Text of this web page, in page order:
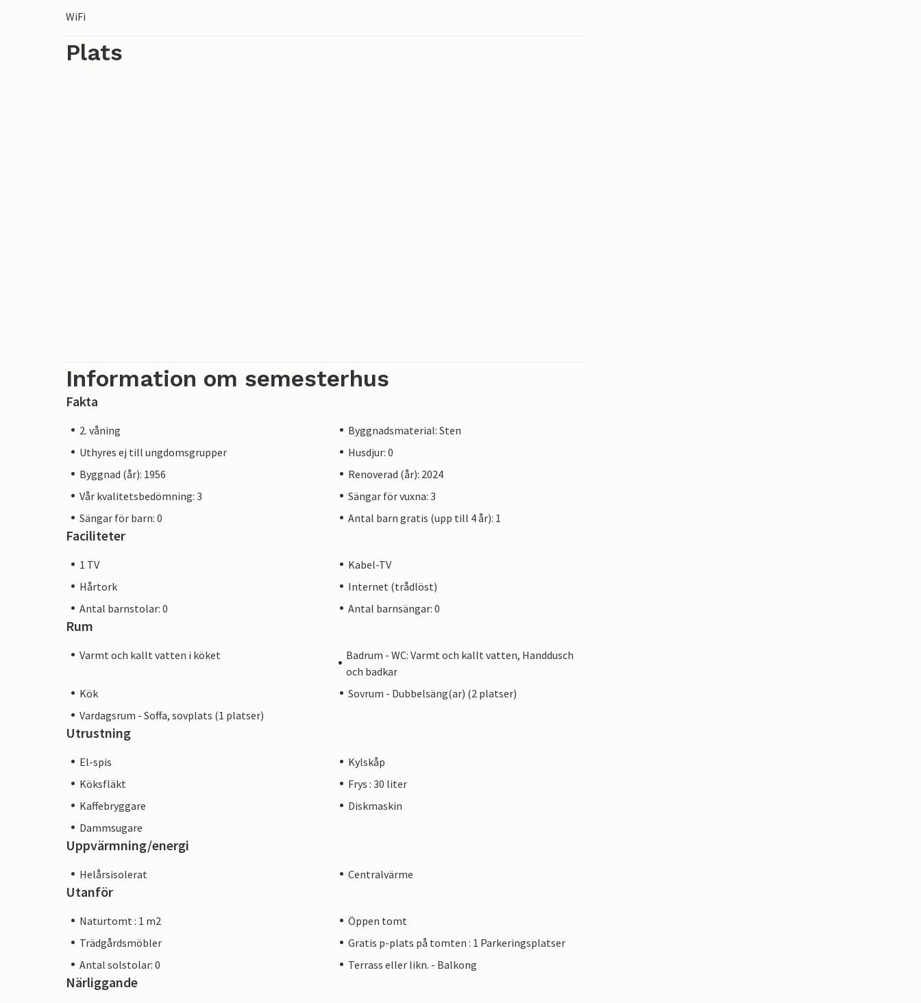
WiFi
Plats
Information om semesterhus
Fakta
2. våning
Byggnadsmaterial: Sten
Uthyres ej till ungdomsgrupper
Husdjur: 0
Byggnad (år): 1956
Renoverad (år): 2024
Vår kvalitetsbedömning: 3
Sängar för vuxna: 3
Sängar för barn: 0
Antal barn gratis (upp till 4 år): 1
Faciliteter
1 TV
Kabel-TV
Hårtork
Internet (trådlöst)
Antal barnstolar: 0
Antal barnsängar: 0
Rum
Varmt och kallt vatten i köket
Badrum - WC: Varmt och kallt vatten, Handdusch
och badkar
Kök
Sovrum - Dubbelsäng(ar) (2 platser)
Vardagsrum - Soffa, sovplats (1 platser)
Utrustning
El-spis
Kylskåp
Köksfläkt
Frys : 30 liter
Kaffebryggare
Diskmaskin
Dammsugare
Uppvärmning/energi
Helårsisolerat Centralvärme
Utanför
Naturtomt : 1 m2
Öppen tomt
Trädgårdsmöbler
Gratis p-plats på tomten : 1 Parkeringsplatser
Antal solstolar: 0
Terrass eller likn. - Balkong
Närliggande